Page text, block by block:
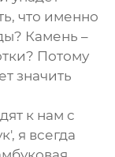
что именно
Камень –
Потому
значить
к нам с
я всегда